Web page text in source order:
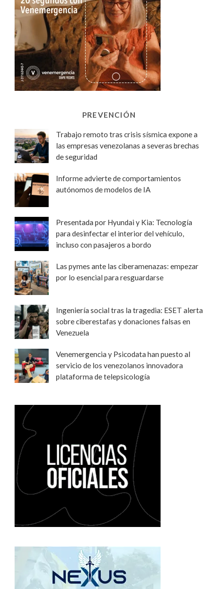
PREVENCIÓN
Trabajo remoto tras crisis sísmica expone a
las empresas venezolanas a severas brechas
de seguridad
Informe advierte de comportamientos
autónomos de modelos de IA
Presentada por Hyundai y Kia: Tecnología
para desinfectar el interior del vehículo,
incluso con pasajeros a bordo
Las pymes ante las ciberamenazas: empezar
por lo esencial para resguardarse
Ingeniería social tras la tragedia: ESET alerta
sobre ciberestafas y donaciones falsas en
Venezuela
Venemergencia y Psicodata han puesto al
servicio de los venezolanos innovadora
plataforma de telepsicología